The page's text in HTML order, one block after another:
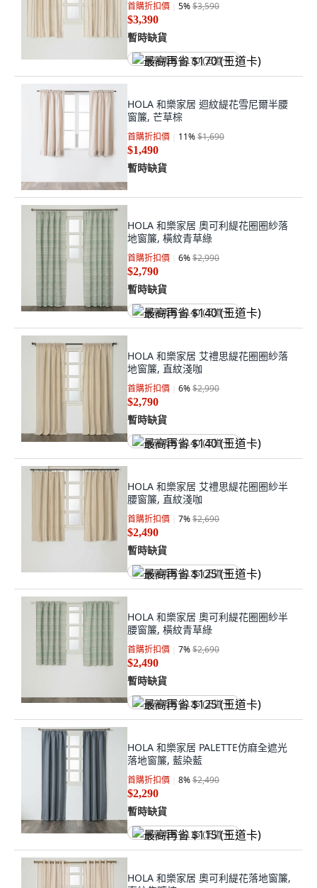
首購折扣價 5%$3,590
$3,390
暫時缺貨
最高再省 $170 (王道卡)
HOLA 和樂家居 迴紋緹花雪尼爾半腰
窗簾, 芒草棕
首購折扣價 11%$1,690
$1,490
暫時缺貨
HOLA 和樂家居 奧可利緹花圈圈紗落
地窗簾, 橫紋青草綠
首購折扣價 6%$2,990
$2,790
暫時缺貨
最高再省 $140 (王道卡)
HOLA 和樂家居 艾禮思緹花圈圈紗落
地窗簾, 直紋淺咖
首購折扣價 6%$2,990
$2,790
暫時缺貨
最高再省 $140 (王道卡)
HOLA 和樂家居 艾禮思緹花圈圈紗半
腰窗簾, 直紋淺咖
首購折扣價 7%$2,690
$2,490
暫時缺貨
最高再省 $125 (王道卡)
HOLA 和樂家居 奧可利緹花圈圈紗半
腰窗簾, 橫紋青草綠
首購折扣價 7%$2,690
$2,490
暫時缺貨
最高再省 $125 (王道卡)
HOLA 和樂家居 PALETTE仿麻全遮光
落地窗簾, 藍染藍
首購折扣價 8%$2,490
$2,290
暫時缺貨
最高再省 $115 (王道卡)
HOLA 和樂家居 奧可利緹花落地窗簾,